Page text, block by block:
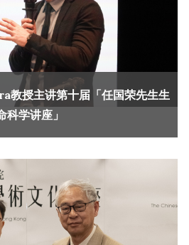
授主讲第十届「任国荣先生生
科学讲座」